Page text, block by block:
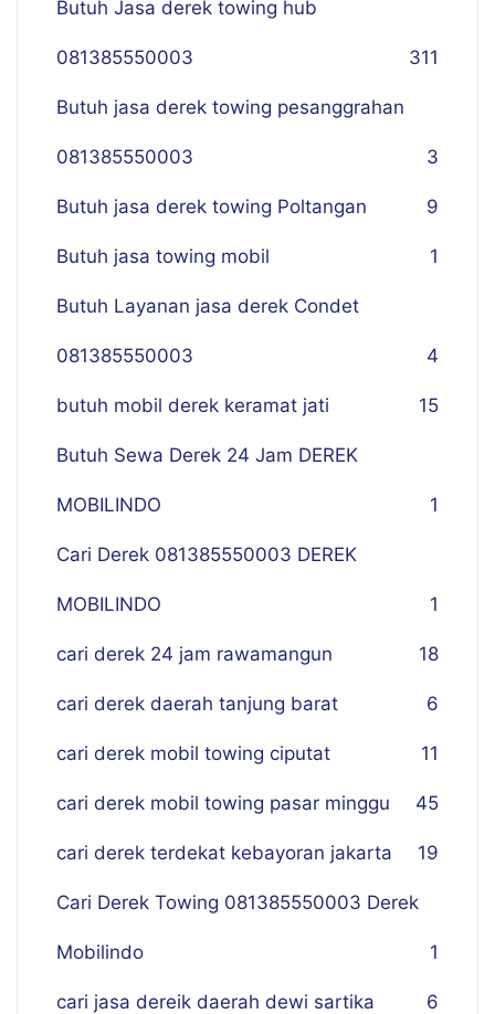
Butuh Jasa derek towing hub
081385550003 311
Butuh jasa derek towing pesanggrahan
081385550003 3
Butuh jasa derek towing Poltangan 9
Butuh jasa towing mobil 1
Butuh Layanan jasa derek Condet
081385550003 4
butuh mobil derek keramat jati 15
Butuh Sewa Derek 24 Jam DEREK
MOBILINDO 1
Cari Derek 081385550003 DEREK
MOBILINDO 1
cari derek 24 jam rawamangun 18
cari derek daerah tanjung barat 6
cari derek mobil towing ciputat 11
cari derek mobil towing pasar minggu 45
cari derek terdekat kebayoran jakarta 19
Cari Derek Towing 081385550003 Derek
Mobilindo 1
cari jasa dereik daerah dewi sartika 6